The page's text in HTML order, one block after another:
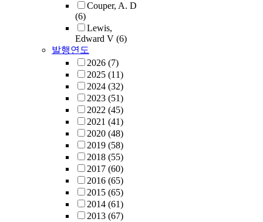
Couper, A. D
(6)
Lewis,
Edward V (6)
발행연도
2026 (7)
2025 (11)
2024 (32)
2023 (51)
2022 (45)
2021 (41)
2020 (48)
2019 (58)
2018 (55)
2017 (60)
2016 (65)
2015 (65)
2014 (61)
2013 (67)